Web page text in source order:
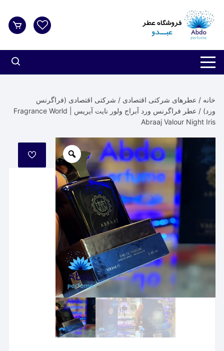
شدن
خانه / عطرهای شرکتی اقتصادی / شرکتی اقتصادی (فراگرنس
ورد)
/ عطر فراگرنس ورد آبراج ولور نایت آیریس | Fragrance World
Abraaj Valour Night Iris
مورد
علاقه